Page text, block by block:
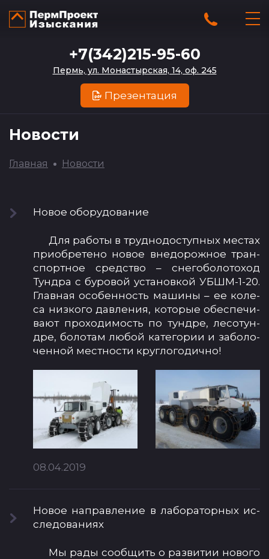
+7(342)215-95-60
Пермь, ул. Монастырская, 14, оф. 245
Презентация
Новости
Главная Новости
Но­вое обо­ру­до­ва­ние
Для ра­бо­ты в труд­но­дос­туп­ных мес­тах
при­об­ре­те­но но­вое вне­до­рож­ное тран­
спор­тное средс­тво – сне­го­бо­ло­то­ход
Тун­дра с бу­ро­вой ус­та­нов­кой УБШМ-1-20.
Глав­ная осо­бен­ность ма­ши­ны – ее ко­ле­
са низ­ко­го дав­ле­ния, ко­то­рые обес­пе­чи­
ва­ют про­хо­ди­мость по тун­дре, ле­со­тун­
дре, бо­ло­там лю­бой ка­те­го­рии и за­бо­ло­
чен­ной мес­тнос­ти круг­ло­го­дич­но!
08.04.2019
Но­вое нап­рав­ле­ние в ла­бо­ра­тор­ных ис­
сле­до­ва­ни­ях
Мы ра­ды со­об­щить о раз­ви­тии но­во­го